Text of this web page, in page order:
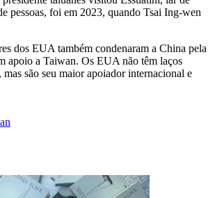
pessoas, foi em 2023, quando Tsai Ing-wen
dos EUA também condenaram a China pela
apoio a Taiwan. Os EUA não têm laços
são seu maior apoiador internacional e